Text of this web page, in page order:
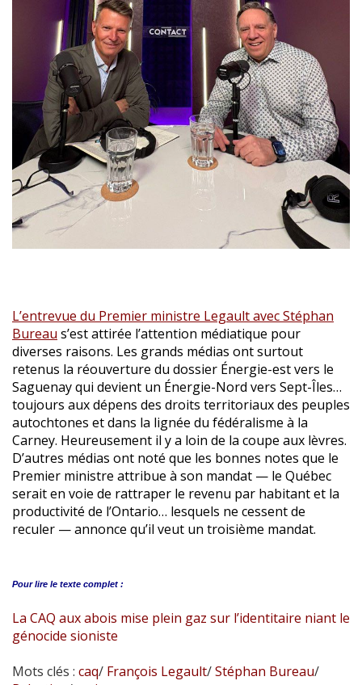
L’entrevue du Premier ministre Legault avec Stéphan
Bureau s’est attirée l’attention médiatique pour
diverses raisons. Les grands médias ont surtout
retenus la réouverture du dossier Énergie-est vers le
Saguenay qui devient un Énergie-Nord vers Sept-Îles…
toujours aux dépens des droits territoriaux des peuples
autochtones et dans la lignée du fédéralisme à la
Carney. Heureusement il y a loin de la coupe aux lèvres.
D’autres médias ont noté que les bonnes notes que le
Premier ministre attribue à son mandat — le Québec
serait en voie de rattraper le revenu par habitant et la
productivité de l’Ontario… lesquels ne cessent de
reculer — annonce qu’il veut un troisième mandat.
Pour lire le texte complet :
La CAQ aux abois mise plein gaz sur l’identitaire niant le
génocide sioniste
Mots clés : caq/ François Legault/Stéphan Bureau/